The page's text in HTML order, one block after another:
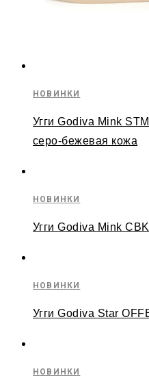
НОВИНКИ
Угги Godiva Mink
серо-бежевая кожа
НОВИНКИ
Угги Godiva Mink
НОВИНКИ
Угги Godiva Star
НОВИНКИ